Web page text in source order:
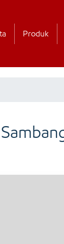
Produk